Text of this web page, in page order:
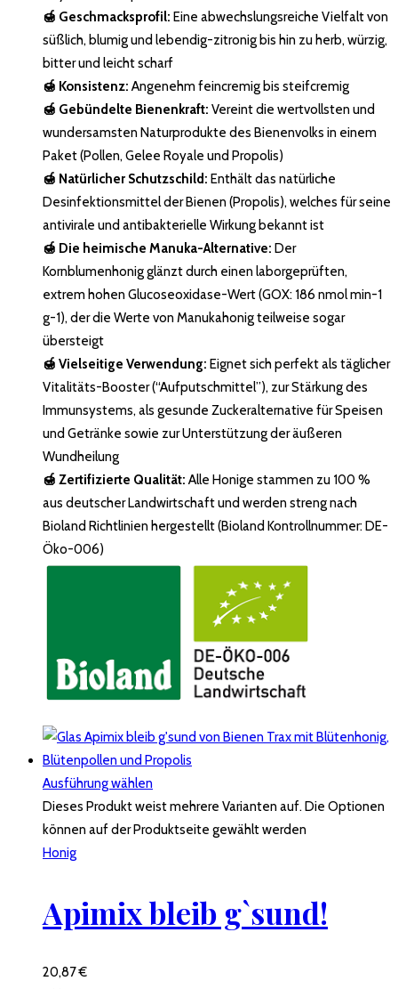
🍯 Geschmacksprofil: Eine abwechslungsreiche Vielfalt von
süßlich, blumig und lebendig-zitronig bis hin zu herb, würzig,
bitter und leicht scharf
🍯 Konsistenz:Angenehm feincremig bis steifcremig
🍯 Gebündelte Bienenkraft: Vereint die wertvollsten und
wundersamsten Naturprodukte des Bienenvolks in einem
Paket (Pollen, Gelee Royale und Propolis)
🍯 Natürlicher Schutzschild: Enthält das natürliche
Desinfektionsmittel der Bienen (Propolis), welches für seine
antivirale und antibakterielle Wirkung bekannt ist
🍯 Die heimische Manuka-Alternative: Der
Kornblumenhonig glänzt durch einen laborgeprüften,
extrem hohen Glucoseoxidase-Wert (GOX: 186 nmol min-1
g-1), der die Werte von Manukahonig teilweise sogar
übersteigt
🍯 Vielseitige Verwendung: Eignet sich perfekt als täglicher
Vitalitäts-Booster (“Aufputschmittel”), zur Stärkung des
Immunsystems, als gesunde Zuckeralternative für Speisen
und Getränke sowie zur Unterstützung der äußeren
Wundheilung
🍯 Zertifizierte Qualität:Alle Honige stammen zu 100 %
aus deutscher Landwirtschaft und werden streng nach
Bioland Richtlinien hergestellt (Bioland Kontrollnummer: DE-
Öko-006)
Ausführung wählen
Dieses Produkt weist mehrere Varianten auf. Die Optionen
können auf der Produktseite gewählt werden
Honig
Apimix bleib g`sund!
20,87€